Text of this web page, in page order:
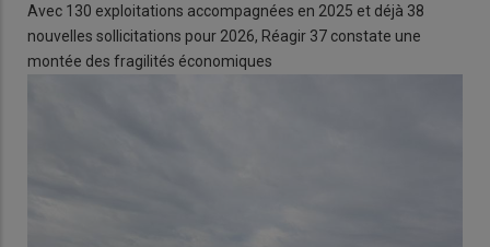
Avec 130 exploitations accompagnées en 2025 et déjà 38
nouvelles sollicitations pour 2026, Réagir 37 constate une
montée des fragilités économiques